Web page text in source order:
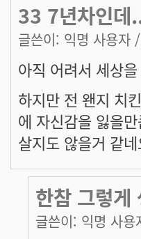
33 7년차인데
글쓴이: 익명 사용자
아직 어려서 세상
하지만 전 왠지 치
에 자신감을 잃을
살지도 않을거 같
한참 그렇게
글쓴이: 익명 사용